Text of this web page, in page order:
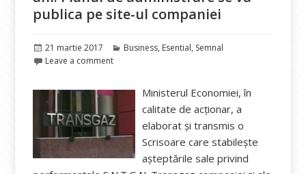
publica pe site-ul companiei
Publicat
pe
21 martie 2017 Categorii
Business, Esential, Semnal
Leave a comment
Ministerul Economiei, în
calitate de acționar, a
elaborat și transmis o
Scrisoare care stabilește
așteptările sale privind